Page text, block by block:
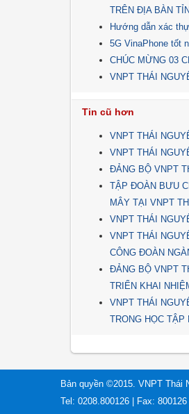
TRÊN ĐỊA BÀN
Hướng dẫn xác
5G VinaPhone tốt
CHÚC MỪNG 03
VNPT THÁI
Tin cũ hơn
VNPT THÁI
VNPT THÁI
ĐẢNG BỘ VNPT
TẬP ĐOÀN BƯU
MÂY TẠI VNPT
VNPT THÁI
VNPT THÁI
CÔNG ĐOÀN
ĐẢNG BỘ VNPT
TRIỂN KHAI
VNPT THÁI
TRONG HỌC TẬP
Bản quyền ©2015. VNPT Thái
Tel: 0208.800126 | Fax: